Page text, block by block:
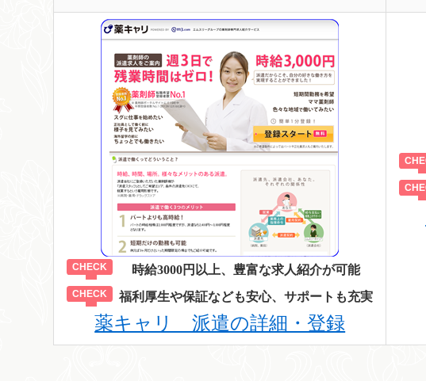
時給3000円以上、豊富な求人紹介が可能
福利厚生や保証なども安心、サポートも充実
薬キャリ 派遣の詳細・登録